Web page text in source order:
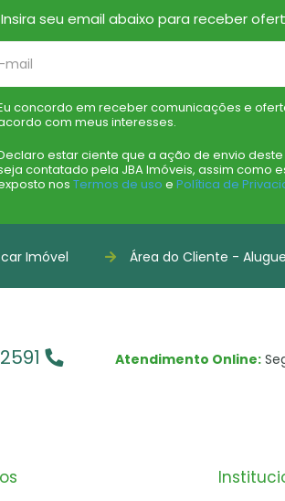
Insira seu email abaixo para receber
concordo em receber comunicações e
com meus interesses.
estar ciente que a ação de envio
contatado pela JBA Imóveis, assim como
nos Termos de uso e Política de
Imóvel Área do Cliente -
Atendimento Online: